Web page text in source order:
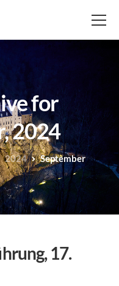
for
2024
2024 September
17.